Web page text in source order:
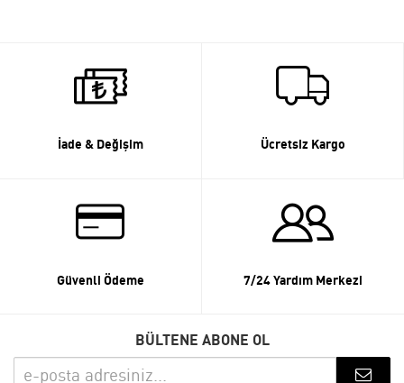
İade & Değişim Ücretsiz Kargo
Güvenli Ödeme 7/24 Yardım Merkezi
BÜLTENE ABONE OL